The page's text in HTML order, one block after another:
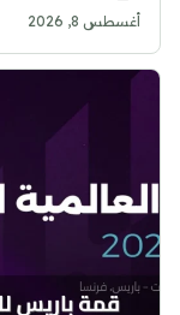
أغسطس 8, 2026